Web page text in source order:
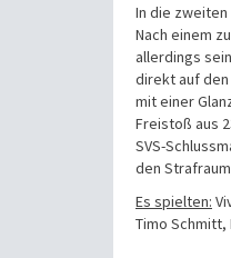
In die
Nach einem
allerdings
direkt auf den
mit einer
Freistoß aus
SVS-
den
Es spielten:
Timo